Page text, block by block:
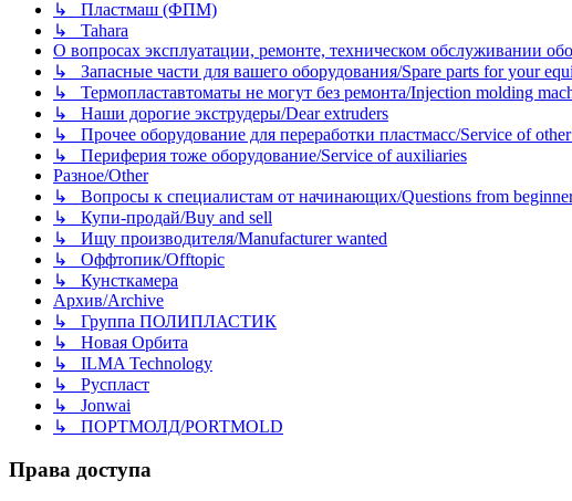
↳ Пластмаш (ФПМ)
↳ Tahara
О вопросах эксплуатации, ремонте, техническом обслуживании
↳ Запасные части для вашего оборудования/Spare parts for your
↳ Термопластавтоматы не могут без ремонта/Injection molding
↳ Наши дорогие экструдеры/Dear extruders
↳ Прочее оборудование для переработки пластмасс/Service of
↳ Периферия тоже оборудование/Service of auxiliaries
Разное/Other
↳ Вопросы к специалистам от начинающих/Questions from
↳ Купи-продай/Buy and sell
↳ Ищу производителя/Manufacturer wanted
↳ Оффтопик/Offtopic
↳ Кунсткамера
Архив/Archive
↳ Группа ПОЛИПЛАСТИК
↳ Новая Орбита
↳ ILMA Technology
↳ Руспласт
↳ Jonwai
↳ ПОРТМОЛД/PORTMOLD
Права доступа